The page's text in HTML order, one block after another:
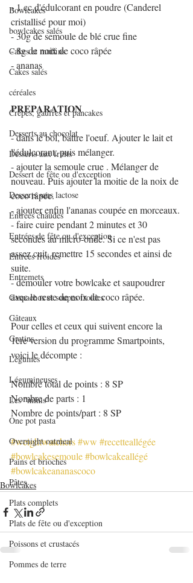
Bowlcakes
bowlcakes salés
Cakes et muffins
Cakes salés
céréales
Crêpes, gaufres et pancakes
Desserts au chocolat
Desserts aux fruits
Dessert de fête ou d'exception
Desserts sans lactose
Entrées chaudes
Entrées de fête ou d'exception
Entrées froides
Entremets
Gaspachos et soupes froides
Gâteaux
Gratins
Légumes
Légumineuses
Les "minis"
One pot pasta
Overnight oatmeal
Pains et brioches
Pâtes
Plats complets
Plats de fête ou d'exception
Poissons et crustacés
Pommes de terre
- 1 cc d'édulcorant en poudre (Canderel
cristallisé pour moi)
- 30g de semoule de blé crue fine
- 8g de noix de coco râpée
- ananas
PREPARATION
- dans le bol, battre l'oeuf. Ajouter le lait et
l'édulcorant, puis mélanger.
- ajouter la semoule crue . Mélanger de
nouveau. Puis ajouter la moitie de la noix de
coco râpée.
- ajouter enfin l'ananas coupée en morceaux.
- faire cuire pendant 2 minutes et 30
secondes au micro-onde. Si ce n'est pas
assez cuit, remettre 15 secondes et ainsi de
suite.
- démouler votre bowlcake et saupoudrer
avec le reste de noix de coco râpée.
Pour celles et ceux qui suivent encore la
1ère version du programme Smartpoints,
voici le décompte :
Nombre total de points : 8 SP
Nombre de parts : 1
Nombre de points/part : 8 SP
#weightwatchers#ww #recetteallégée
#bowlcakesemoule#bowlcakeallégé
#bowlcakeananascoco
Bowlcakes